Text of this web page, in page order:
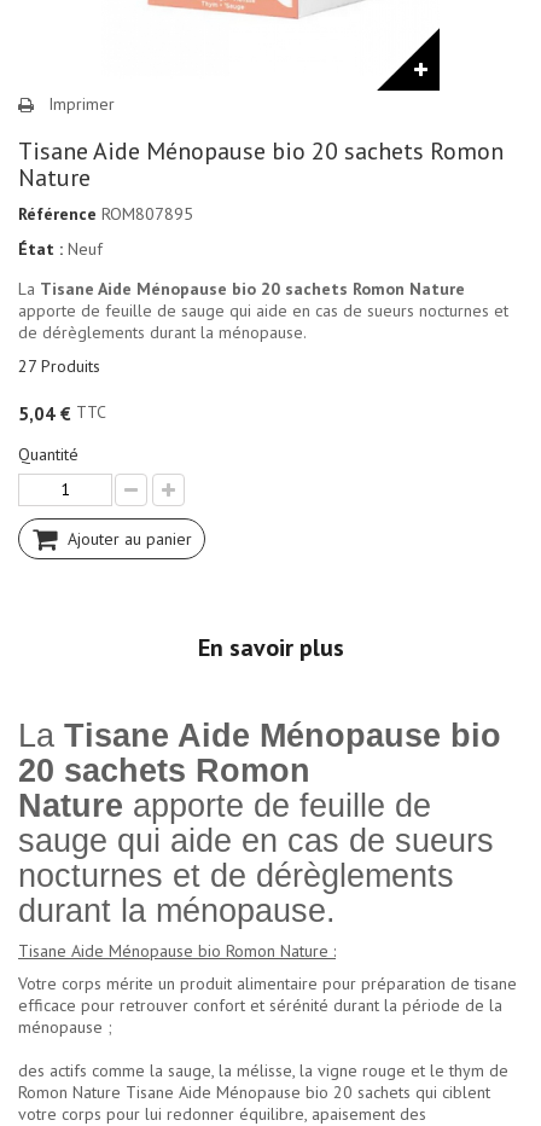
Imprimer
Tisane Aide Ménopause bio 20 sachets Romon
Nature
Référence ROM807895
État : Neuf
La Tisane Aide Ménopause bio 20 sachets Romon Nature
apporte de feuille de sauge qui aide en cas de sueurs nocturnes et
de dérèglements durant la ménopause.
27 Produits
5,04 € TTC
Quantité
Ajouter au panier
En savoir plus
La Tisane Aide Ménopause bio
20 sachets Romon
Nature apporte de feuille de
sauge qui aide en cas de sueurs
nocturnes et de dérèglements
durant la ménopause.
Tisane Aide Ménopause bio Romon Nature :
Votre corps mérite un produit alimentaire pour préparation de tisane
efficace pour retrouver confort et sérénité durant la période de la
ménopause ;
des actifs comme la sauge, la mélisse, la vigne rouge et le thym de
Romon Nature Tisane Aide Ménopause bio 20 sachets qui ciblent
votre corps pour lui redonner équilibre, apaisement des